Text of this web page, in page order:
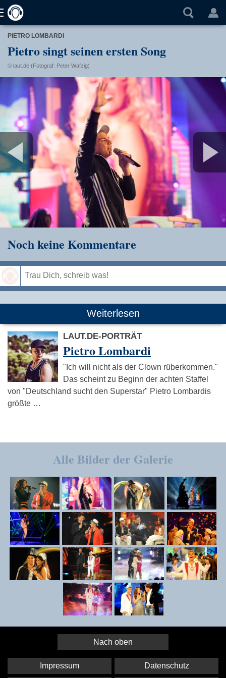
PIETRO LOMBARDI
Pietro singt seinen ersten Song
© laut.de (Fotograf: Peter Wafzig)
Noch keine Kommentare
Weiterlesen
LAUT.DE-PORTRÄT
Pietro Lombardi
"Ich will nicht als der Clown rüberkommen."
Das scheint zu Beginn der achten Staffel
von "Deutschland sucht den Superstar" Pietro Lombardis
größte …
Alle Bilder der Galerie
Nach oben
Impressum Datenschutz